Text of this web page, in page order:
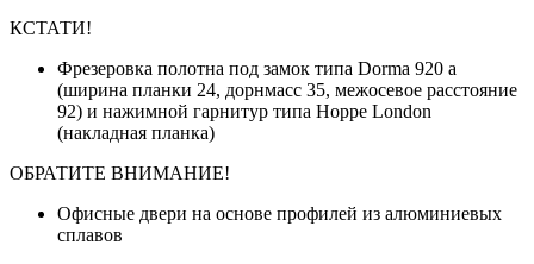
КСТАТИ!
Фрезеровка полотна под замок типа Dorma 920 a
(ширина планки 24, дорнмасс 35, межосевое расстояние
92) и нажимной гарнитур типа Hoppe London
(накладная планка)
ОБРАТИТЕ ВНИМАНИЕ!
Офисные двери на основе профилей из алюминиевых
сплавов